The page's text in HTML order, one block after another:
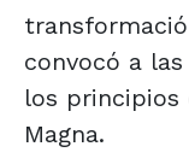
convocó a
los principios
Magna.